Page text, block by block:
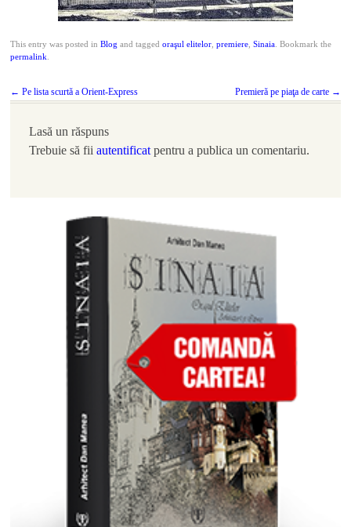
This entry was posted in Blog and tagged oraşul elitelor, premiere, Sinaia. Bookmark the
permalink
Post
← Pe lista scurtă a Orient-Express Premieră pe piaţa de carte →
Lasă un răspuns
Trebuie să fii autentificatpentru a publica un comentariu.